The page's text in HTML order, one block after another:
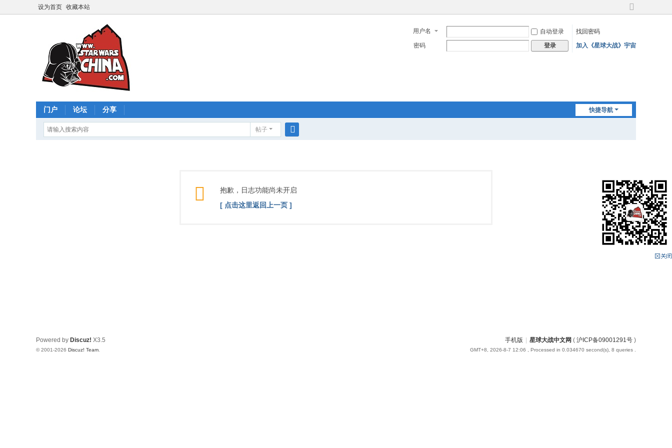
设为首页 收藏本站
切
宽
用户名 自动登录
找回密码
密码
登录 加入《星球大战》宇宙
快捷导航
门户 论坛 分享
帖子
抱歉，日志功能尚未开启
[ 点击这里返回上一页 ]
手机版 星球大战中文网 ( 沪ICP备09001291号 )
GMT+8, 2026-8-7 12:06 , Processed in 0.034670 second(s), 8 queries .
Powered by Discuz! X3.5
© 2001-2026 Discuz! Team